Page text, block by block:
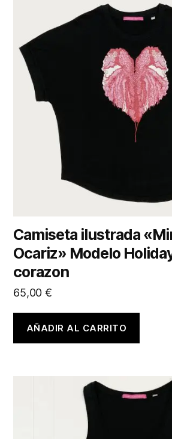
Camiseta ilustrada
Ocariz» Modelo
corazon
65,00 €
AÑADIR AL CARRITO